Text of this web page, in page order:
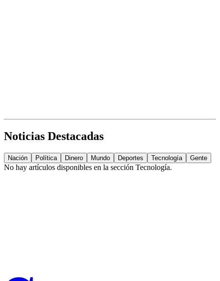
Noticias Destacadas
Nación Política Dinero Mundo Deportes Tecnología Gente
No hay artículos disponibles en la sección Tecnología.